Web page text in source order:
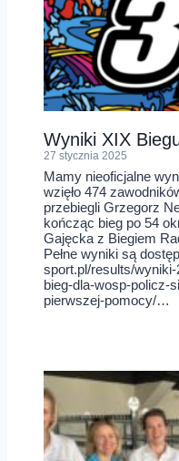
Wyniki XIX
27 stycznia 2025
Mamy nieoficjalne
wzięło 474
przebiegli Grzegorz
kończąc bieg po 54
Gajęcka z Biegiem
Pełne wyniki są
sport.pl/results/
bieg-dla-wosp-policz-
pierwszej-pomocy/…